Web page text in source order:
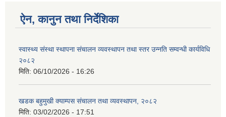
ऐन, कानुन तथा निर्देशिका
स्वास्थ्य संस्था स्थापना संचालन व्यवस्थापन तथा स्तर उन्नति सम्वन्धी कार्यविधि
२०८२
मिति: 06/10/2026 - 16:26
खडक बहुमुखी क्याम्पस संचालन तथा व्यवस्थापन, २०८२
मिति: 03/02/2026 - 17:51